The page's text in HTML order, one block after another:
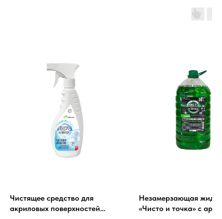
Чистящее средство для
акриловых поверхностей
Незамерзающая
«Чисто и точка» с